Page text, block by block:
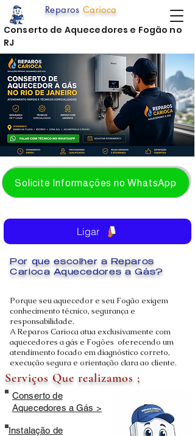
Solicite Informações no WhatsApp
Porque seu aquecedor e seu Fogão exigem
conhecimento técnico, segurança e
responsabilidade.
A Reparos Carioca atua exclusivamente com
aquecedores a gás e Fogões oferecendo um
atendimento focado em diagnóstico correto,
execução segura e orientação clara ao cliente.
Reparos Carioca
Por que escolher a Reparos
Carioca Aquecedores a Gás?
Serviços Que realizamos ;
Conserto de
Aquecedores a Gás >
Instalação de
Ligar
Conserto de Aquecedores e Fogão no
RJ